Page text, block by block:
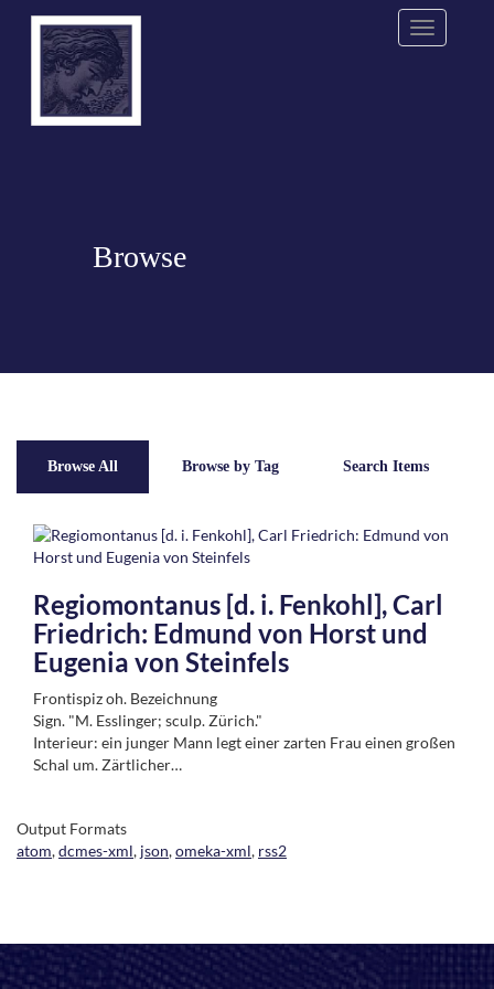
Menu
Browse
Browse All Browse by Tag Search Items
Regiomontanus [d. i. Fenkohl], Carl
Friedrich: Edmund von Horst und
Eugenia von Steinfels
Frontispiz oh. Bezeichnung
Sign. "M. Esslinger; sculp. Zürich."
Interieur: ein junger Mann legt einer zarten Frau einen großen
Schal um. Zärtlicher…
Output Formats
atom,dcmes-xml, json,omeka-xml, rss2